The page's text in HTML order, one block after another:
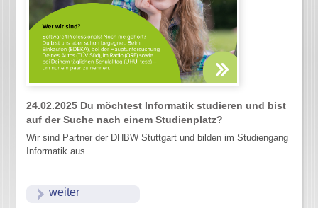
24.02.2025 Du möchtest Informatik studieren und bist
auf der Suche nach einem Studienplatz?
Wir sind Partner der DHBW Stuttgart und bilden im Studiengang
Informatik aus.
weiter